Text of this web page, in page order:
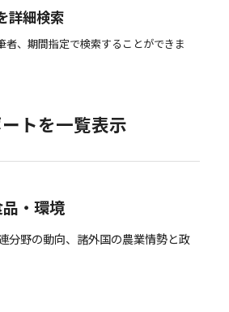
詳細検索
者、期間指定で検索することができま
トを一覧表示
・環境
分野の動向、諸外国の農業情勢と政